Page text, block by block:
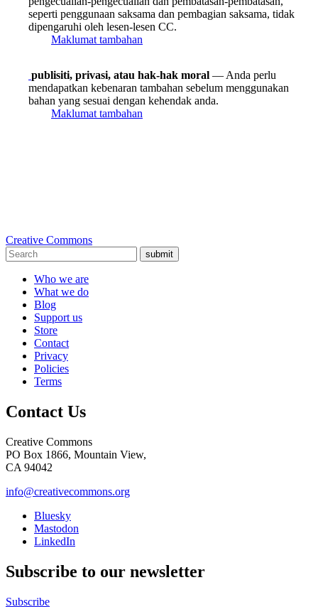
seperti penggunaan saksama dan pembagian saksama, tidak
dipengaruhi oleh lesen-lesen CC.
Maklumat tambahan
publisiti, privasi, atau hak-hak moral — Anda perlu
mendapatkan kebenaran tambahan sebelum menggunakan
bahan yang sesuai dengan kehendak anda.
Maklumat tambahan
Creative Commons
submit
Who we are
What we do
Blog
Support us
Store
Contact
Privacy
Policies
Terms
Contact Us
Creative Commons
PO Box 1866, Mountain View,
CA 94042
info@creativecommons.org
Bluesky
Mastodon
LinkedIn
Subscribe to our newsletter
Subscribe